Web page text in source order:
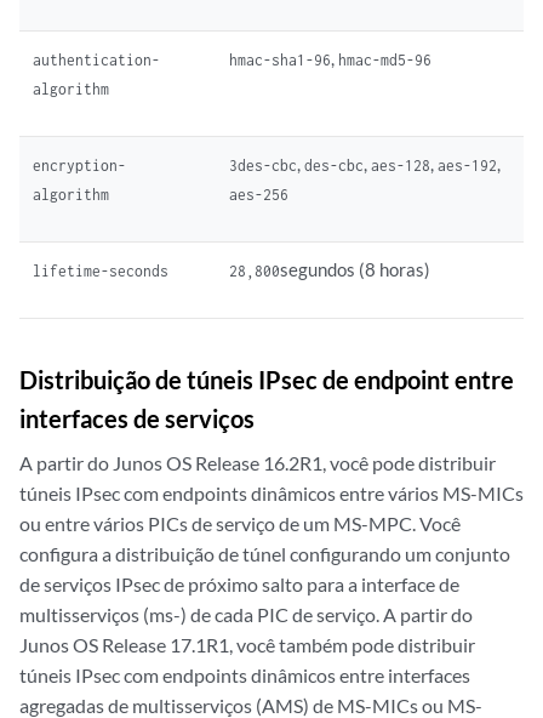
authentication-
algorithm
hmac-sha1-96 hmac-md5-96
encryption-
algorithm
3des-cbc ,des-cbc aes-128 aes-192
aes-256
lifetime-seconds 28,800segundos (8 horas)
Distribuição de túneis IPsec de endpoint entre
interfaces de serviços
A partir do Junos OS Release 16.2R1, você pode distribuir
túneis IPsec com endpoints dinâmicos entre vários MS-MICs
ou entre vários PICs de serviço de um MS-MPC. Você
configura a distribuição de túnel configurando um conjunto
de serviços IPsec de próximo salto para a interface de
multisserviços (ms-) de cada PIC de serviço. A partir do
Junos OS Release 17.1R1, você também pode distribuir
túneis IPsec com endpoints dinâmicos entre interfaces
agregadas de multisserviços (AMS) de MS-MICs ou MS-